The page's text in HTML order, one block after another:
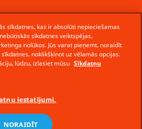
vēsture
sīkdatnes, kas ir absolūti nepieciešamas
sīkdatnes veiktspējas,
nolūkos. Jūs varat pieņemt, noraidīt
noklikšķinot uz vēlamās opcijas.
lūdzu, izlasiet mūsu Sīkdatņu
iestatījumi.
NORAIDĪT